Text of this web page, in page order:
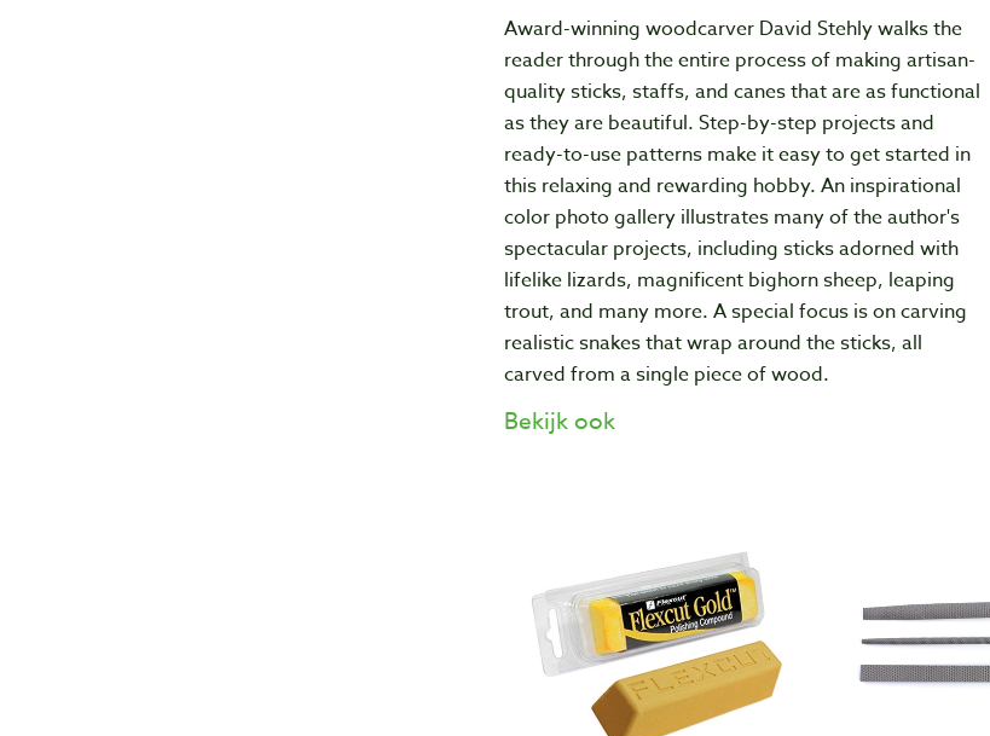
Award-winning woodcarver David Stehly walks the
reader through the entire process of making artisan-
quality sticks, staffs, and canes that are as functional
as they are beautiful. Step-by-step projects and
ready-to-use patterns make it easy to get started in
this relaxing and rewarding hobby. An inspirational
color photo gallery illustrates many of the author's
spectacular projects, including sticks adorned with
lifelike lizards, magnificent bighorn sheep, leaping
trout, and many more. A special focus is on carving
realistic snakes that wrap around the sticks, all
carved from a single piece of wood.
Bekijk ook